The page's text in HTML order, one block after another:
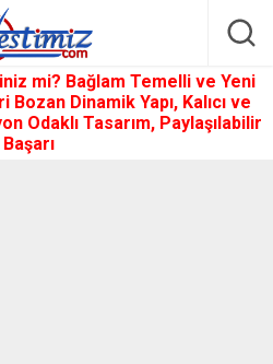
mi? Bağlam Temelli ve Yeni
Dinamik Yapı, Kalıcı ve
Odaklı Tasarım, Paylaşılabilir
Başarı